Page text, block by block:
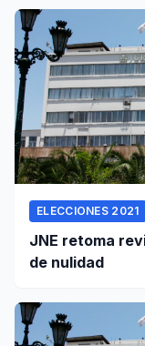
ELECCIONES 2021
JNE retoma
de nulidad